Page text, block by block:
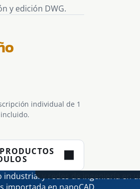
y edición DWG.
individual de 1
FORMATO DE
DWG nativo